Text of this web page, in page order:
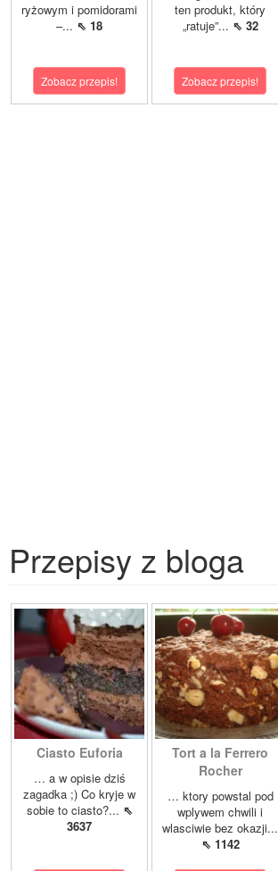
ryżowym i pomidorami
–... ⇖ 18
Zobacz przepis!
ten produkt, który
„ratuje”... ⇖ 32
Zobacz przepis!
Przepisy z bloga
Ciasto Euforia
… a w opisie dziś
zagadka ;) Co kryje w
sobie to ciasto?... ⇖
3637
Tort a la Ferrero
Rocher
… ktory powstal pod
wplywem chwili i
wlasciwie bez okazji...
⇖ 1142